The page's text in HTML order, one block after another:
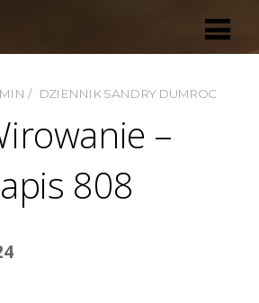
DZIENNIK SANDRY DUMROC
–
808